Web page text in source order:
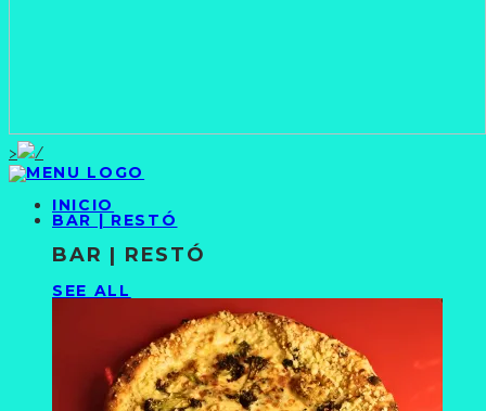
>
INICIO
BAR | RESTÓ
BAR | RESTÓ
SEE ALL